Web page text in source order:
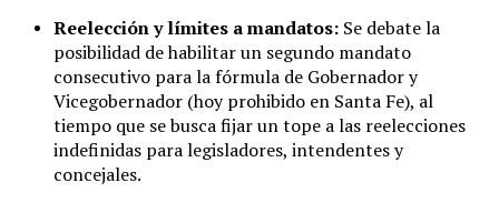
Reelección y límites a mandatos: Se debate la
posibilidad de habilitar un segundo mandato
consecutivo para la fórmula de Gobernador y
Vicegobernador (hoy prohibido en Santa Fe), al
tiempo que se busca fijar un tope a las reelecciones
indefinidas para legisladores, intendentes y
concejales.